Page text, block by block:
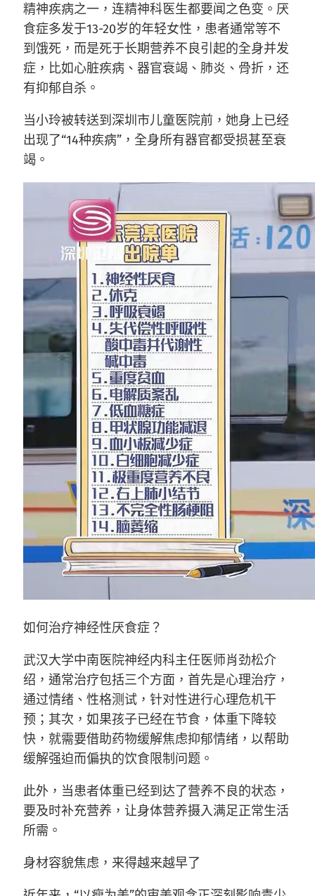
精神疾病之一，连精神科医生都要闻之色变。厌
食症多发于13-20岁的年轻女性，患者通常等不
到饿死，而是死于长期营养不良引起的全身并发
症，比如心脏疾病、器官衰竭、肺炎、骨折，还
有抑郁自杀。
当小玲被转送到深圳市儿童医院前，她身上已经
出现了“14种疾病”，全身所有器官都受损甚至衰
竭。
如何治疗神经性厌食症？
武汉大学中南医院神经内科主任医师肖劲松介
绍，通常治疗包括三个方面，首先是心理治疗，
通过情绪、性格测试，针对性进行心理危机干
预；其次，如果孩子已经在节食，体重下降较
快，就需要借助药物缓解焦虑抑郁情绪，以帮助
缓解强迫而偏执的饮食限制问题。
此外，当患者体重已经到达了营养不良的状态，
要及时补充营养，让身体营养摄入满足正常生活
所需。
身材容貌焦虑，来得越来越早了